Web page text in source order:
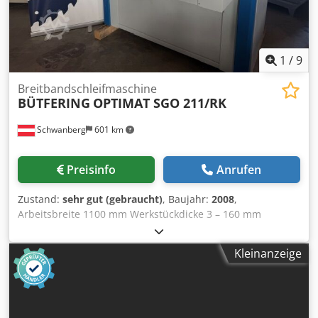
1 /9
Schwanberg 601 km
Breitbandschleifmaschine
BÜTFERING OPTIMAT SGO 211/RK
Preisinfo Anrufen
Zustand: sehr gut (gebraucht), Baujahr: 2008,
Arbeitsbreite 1100 mm Werkstückdicke 3 – 160 mm
Schleifbandabmessung 1.120 x 1.900 mm Variable
Vorschubgeschwindigkeit 2,6 - 13 m/min Motorleistung
Vorschub 1,10 kW, 400 V, 50 Hz Absaugdurchmesser 2 x
160 mm Druckluftversorgung 6 bar Abmessungen L x B x H
= 1705 x 1545 x 1905 mm 1. Aggregat: Stahlkontaktwalze
Kleinanzeige